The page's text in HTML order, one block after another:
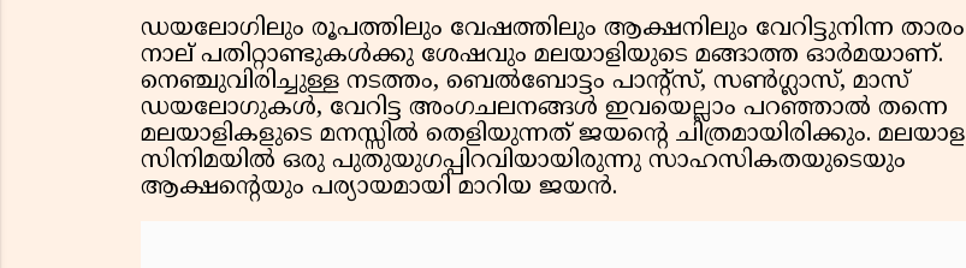
ഡയലോഗിലും രൂപത്തിലും വേഷത്തിലും ആക്ഷനിലും വേറിട്ടുനിന്ന താരം
നാല് പതിറ്റാണ്ടുകൾക്കു ശേഷവും മലയാളിയുടെ മങ്ങാത്ത ഓർമയാണ്.
നെഞ്ചുവിരിച്ചുള്ള നടത്തം, ബെൽബോട്ടം പാന്റ്‌സ്, സൺഗ്ലാസ്, മാസ്
ഡയലോഗുകൾ, വേറിട്ട അംഗചലനങ്ങൾ ഇവയെല്ലാം പറഞ്ഞാൽ തന്നെ
മലയാളികളുടെ മനസ്സിൽ തെളിയുന്നത് ജയന്റെ ചിത്രമായിരിക്കും. മലയാള
സിനിമയിൽ ഒരു പുതുയുഗപ്പിറവിയായിരുന്നു സാഹസികതയുടെയും
ആക്ഷന്റെയും പര്യായമായി മാറിയ ജയൻ.